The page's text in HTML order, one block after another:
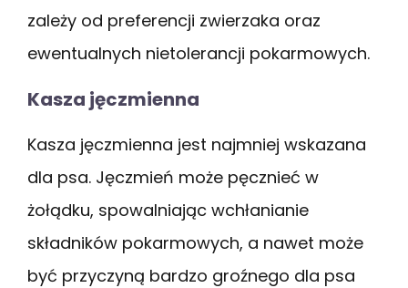
zależy od preferencji zwierzaka oraz
ewentualnych nietolerancji pokarmowych.
Kasza jęczmienna
Kasza jęczmienna jest najmniej wskazana
dla psa. Jęczmień może pęcznieć w
żołądku, spowalniając wchłanianie
składników pokarmowych, a nawet może
być przyczyną bardzo groźnego dla psa